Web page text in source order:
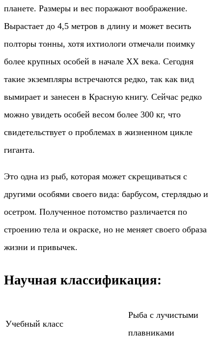
планете. Размеры и вес поражают воображение.
Вырастает до 4,5 метров в длину и может весить
полторы тонны, хотя ихтиологи отмечали поимку
более крупных особей в начале ХХ века. Сегодня
такие экземпляры встречаются редко, так как вид
вымирает и занесен в Красную книгу. Сейчас редко
можно увидеть особей весом более 300 кг, что
свидетельствует о проблемах в жизненном цикле
гиганта.
Это одна из рыб, которая может скрещиваться с
другими особями своего вида: барбусом, стерлядью и
осетром. Полученное потомство различается по
строению тела и окраске, но не меняет своего образа
жизни и привычек.
Научная классификация:
Учебный класс
Рыба с лучистыми
плавниками